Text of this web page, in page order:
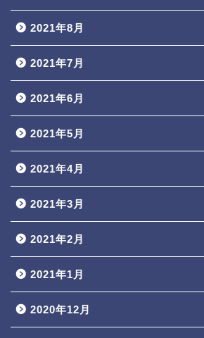
2021年8月
2021年7月
2021年6月
2021年5月
2021年4月
2021年3月
2021年2月
2021年1月
2020年12月